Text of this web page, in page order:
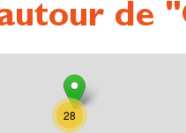
de
28